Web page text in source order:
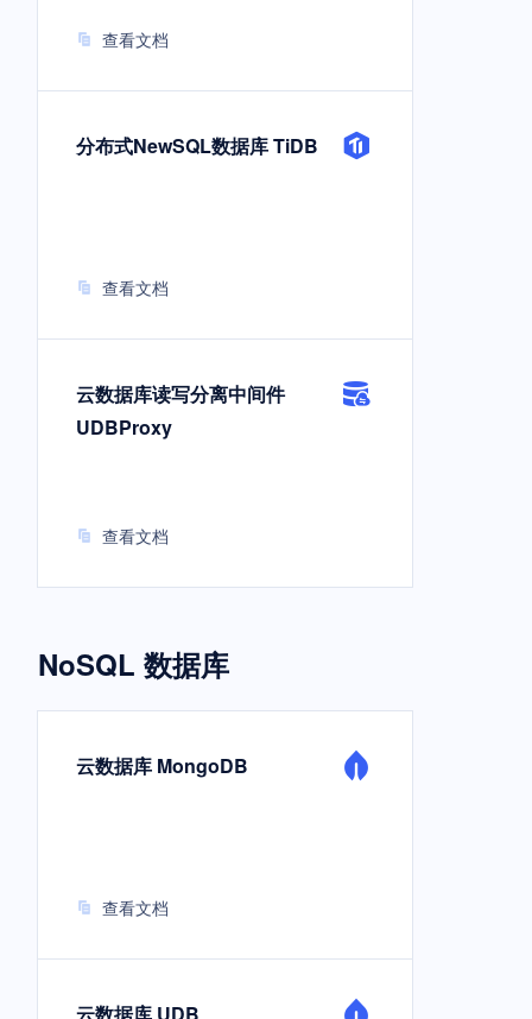
查看文档
分布式NewSQL数据库 TiDB
查看文档
云数据库读写分离中间件
UDBProxy
查看文档
NoSQL 数据库
云数据库 MongoDB
查看文档